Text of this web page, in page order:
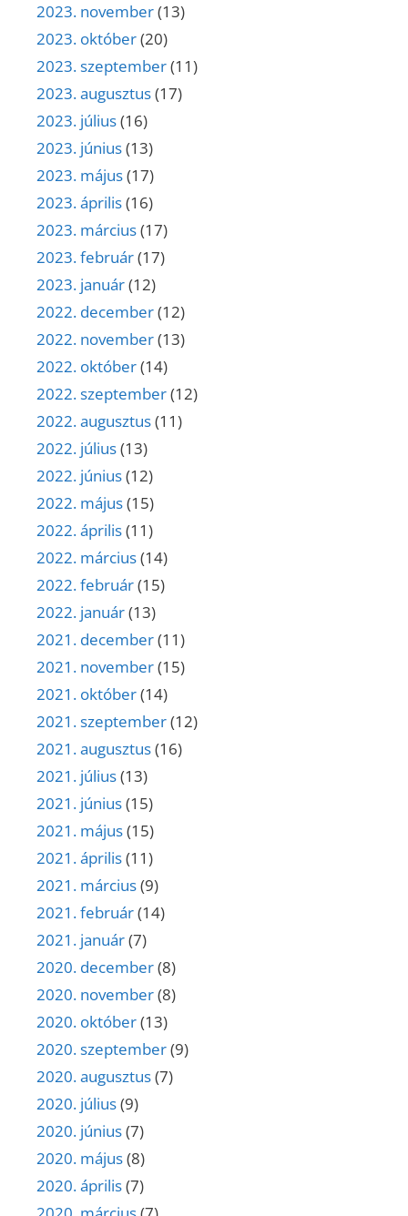
2023. november(13)
2023. október(20)
2023. szeptember(11)
2023. augusztus(17)
2023. július(16)
2023. június(13)
2023. május(17)
2023. április(16)
2023. március(17)
2023. február(17)
2023. január(12)
2022. december(12)
2022. november(13)
2022. október(14)
2022. szeptember(12)
2022. augusztus(11)
2022. július(13)
2022. június(12)
2022. május(15)
2022. április(11)
2022. március(14)
2022. február(15)
2022. január(13)
2021. december(11)
2021. november(15)
2021. október(14)
2021. szeptember(12)
2021. augusztus(16)
2021. július(13)
2021. június(15)
2021. május(15)
2021. április(11)
2021. március(9)
2021. február(14)
2021. január(7)
2020. december(8)
2020. november(8)
2020. október(13)
2020. szeptember(9)
2020. augusztus(7)
2020. július(9)
2020. június(7)
2020. május(8)
2020. április(7)